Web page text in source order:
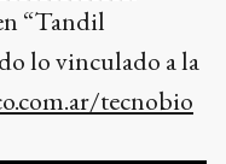
“Tandil
lo vinculado a la
tecnobio